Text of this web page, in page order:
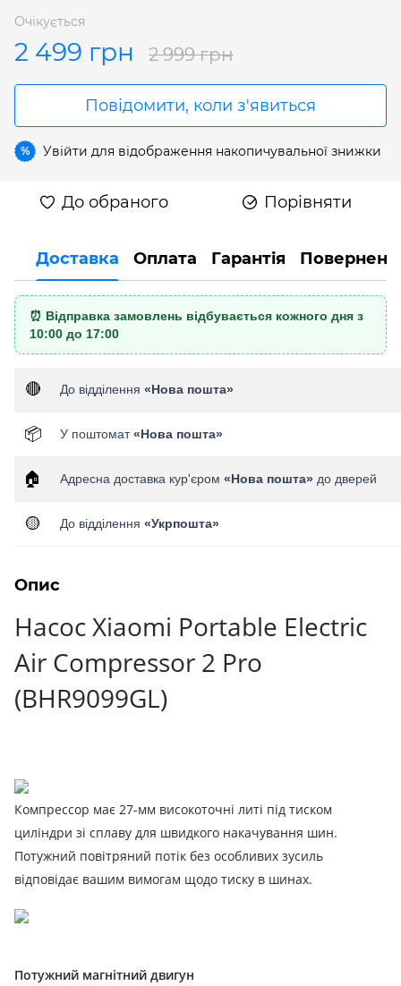
Очікується
2 499 грн 2 999 грн
Повідомити, коли з'явиться
% Увійти для відображення накопичувальної знижки
До обраного Порівняти
Доставка Оплата Гарантія
⏰ Відправка замовлень відбувається кожного дня з
10:00 до 17:00
🔴 До відділення «Нова пошта»
📦 У поштомат«Нова пошта»
🏠 Адресна доставка кур'єром «Нова пошта» до дверей
🟡 До відділення «Укрпошта»
Опис
Насос Xiaomi Portable Electric
Air Compressor 2 Pro
(BHR9099GL)
Компрессор має 27-мм високоточні литі під тиском
циліндри зі сплаву для швидкого накачування шин.
Потужний повітряний потік без особливих зусиль
відповідає вашим вимогам щодо тиску в шинах.
Потужний магнітний двигун